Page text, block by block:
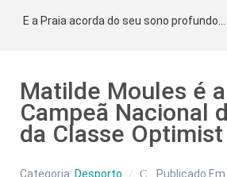
E a Praia acorda do seu sono profundo...
Matilde Moules é
Campeã Nacional
da Classe Optimist
Categoria: Desporto
Publicado